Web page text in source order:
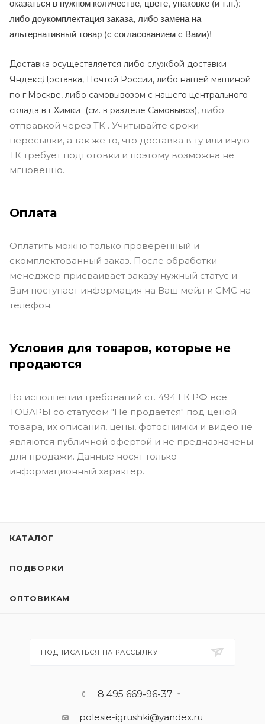
оказаться в нужном количестве, цвете, упаковке (и т.п.):
либо доукомплектация заказа, либо замена на
альтернативный товар (с согласованием с Вами)!
Доставка осуществляется либо службой доставки
ЯндексДоставка, Почтой России, либо нашей машиной
по г.Москве, либо самовывозом с нашего центрального
склада в г.Химки (см. в разделе Самовывоз), либо
отправкой через ТК . Учитывайте сроки
пересылки, а так же то, что доставка в ту или иную
ТК требует подготовки и поэтому возможна не
мгновенно.
Оплата
Оплатить можно только проверенный и
скомплектованный заказ. После обработки
менеджер присваивает заказу нужный статус и
Вам поступает информация на Ваш мейл и СМС на
телефон.
Условия для товаров, которые не
продаются
Во исполнении требований ст. 494 ГК РФ все
ТОВАРЫ со статусом "Не продается" под ценой
товара, их описания, цены, фотоснимки и видео не
являются публичной офертой и не предназначены
для продажи. Данные носят только
информационный характер.
КАТАЛОГ
ПОДБОРКИ
ОПТОВИКАМ
ПОДПИСАТЬСЯ НА РАССЫЛКУ
8 495 669-96-37
polesie-igrushki@yandex.ru